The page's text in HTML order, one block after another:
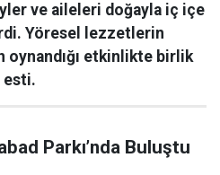
ve aileleri doğayla iç içe
Yöresel lezzetlerin
oynandığı etkinlikte birlik
esti.
Parkı’nda Buluştu